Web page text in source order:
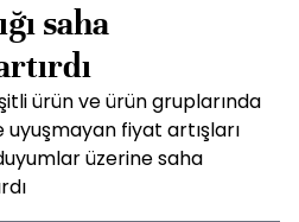
saha
ürün ve ürün gruplarında
fiyat artışları
üzerine saha